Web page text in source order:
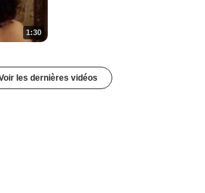
1:30
les dernières vidéos